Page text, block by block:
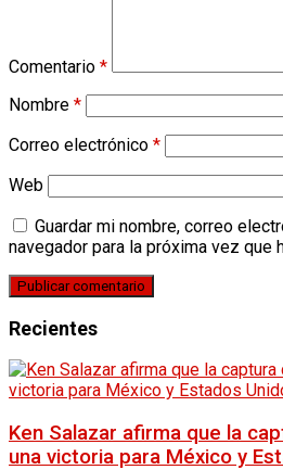
Comentario *
Nombre *
Correo electrónico *
Web
Guardar mi nombre, correo
navegador para la próxima vez que
Recientes
Ken Salazar afirma que la
una victoria para México y